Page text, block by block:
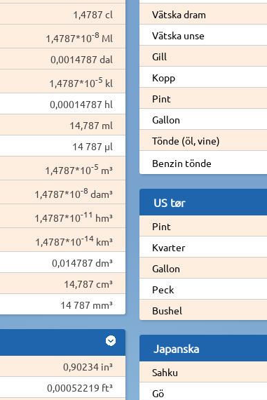
1,4787 cl
1,4787*10-8 Ml
0,0014787 dal
1,4787*10-5 kl
0,00014787 hl
14,787 ml
14 787 µl
1,4787*10-5 m³
1,4787*10-8 dam³
1,4787*10-11 hm³
1,4787*10-14 km³
0,014787 dm³
14,787 cm³
14 787 mm³
0,90234 in³
0,00052219 ft³
Vätska dram
Vätska unse
Gill
Kopp
Pint
Gallon
Tönde (öl, vine)
Benzin tönde
US tør
Pint
Kvarter
Gallon
Peck
Bushel
Japanska
Sahku
Gö